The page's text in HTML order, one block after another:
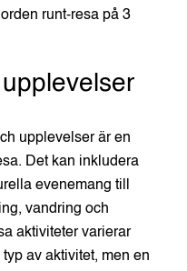
runt-resa på 3
upplevelser är en
Det kan inkludera
evenemang till
vandring och
aktiviteter varierar
av aktivitet, men en